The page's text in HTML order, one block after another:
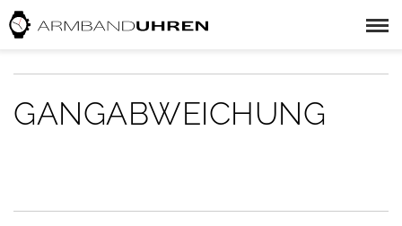
GANGABWEICHUNG